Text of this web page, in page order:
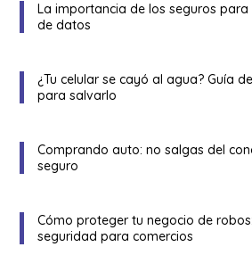
La importancia de los seguros
de datos
¿Tu celular se cayó al agua? Guía
para salvarlo
Comprando auto: no salgas del
seguro
Cómo proteger tu negocio de
seguridad para comercios